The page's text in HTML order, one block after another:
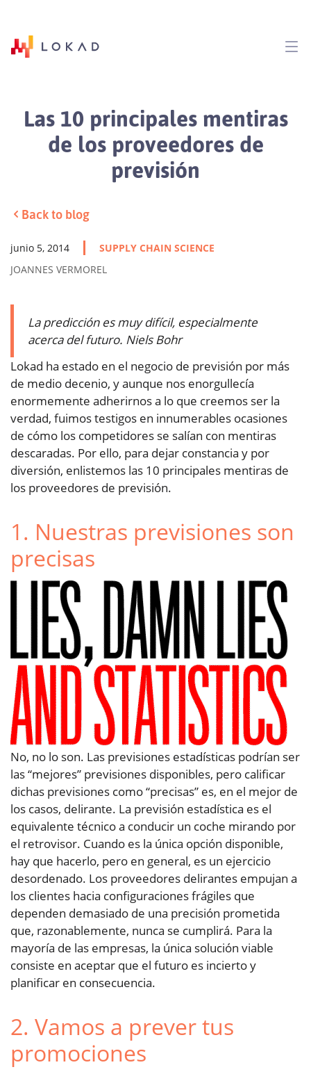
Las 10 principales mentiras
de los proveedores de
previsión
Back to blog
junio 5, 2014
SUPPLY CHAIN SCIENCE
JOANNES VERMOREL
La predicción es muy difícil, especialmente
acerca del futuro. Niels Bohr
Lokad ha estado en el negocio de previsión por más
de medio decenio, y aunque nos enorgullecía
enormemente adherirnos a lo que creemos ser la
verdad, fuimos testigos en innumerables ocasiones
de cómo los competidores se salían con mentiras
descaradas. Por ello, para dejar constancia y por
diversión, enlistemos las 10 principales mentiras de
los proveedores de previsión.
1. Nuestras previsiones son
precisas
No, no lo son. Las previsiones estadísticas podrían ser
las “mejores” previsiones disponibles, pero calificar
dichas previsiones como “precisas” es, en el mejor de
los casos, delirante. La previsión estadística es el
equivalente técnico a conducir un coche mirando por
el retrovisor. Cuando es la única opción disponible,
hay que hacerlo, pero en general, es un ejercicio
desordenado. Los proveedores delirantes empujan a
los clientes hacia configuraciones frágiles que
dependen demasiado de una precisión prometida
que, razonablemente, nunca se cumplirá. Para la
mayoría de las empresas, la única solución viable
consiste en aceptar que el futuro es incierto y
planificar en consecuencia.
2. Vamos a prever tus
promociones